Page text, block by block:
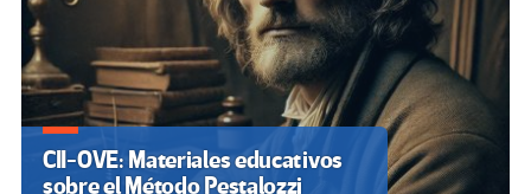
CII-OVE: Materiales educativos
sobre el Método Pestalozzi